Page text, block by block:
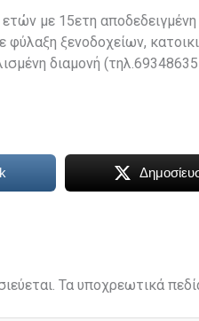
ετών με 15ετη
φύλαξη ξενοδοχείων,
διαμονή
Τα υποχρεωτικά